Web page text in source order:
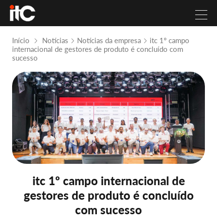
Início Notícias Notícias da empresa
itc 1º campo
internacional de gestores de produto é concluído com
sucesso
itc 1º campo internacional de
gestores de produto é concluído
com sucesso